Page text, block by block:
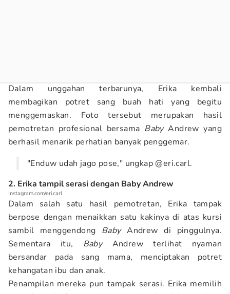
Dalam unggahan terbarunya, Erika kembali
membagikan potret sang buah hati yang begitu
menggemaskan. Foto tersebut merupakan hasil
pemotretan profesional bersama BabyAndrew yang
berhasil menarik perhatian banyak penggemar.
"Enduw udah jago pose," ungkap @eri.carl.
2. Erika tampil serasi dengan Baby Andrew
Instagram.com/eri.carl
Dalam salah satu hasil pemotretan, Erika tampak
berpose dengan menaikkan satu kakinya di atas kursi
sambil menggendong BabyAndrew di pinggulnya.
Sementara itu, BabyAndrew terlihat nyaman
bersandar pada sang mama, menciptakan potret
kehangatan ibu dan anak.
Penampilan mereka pun tampak serasi. Erika memilih